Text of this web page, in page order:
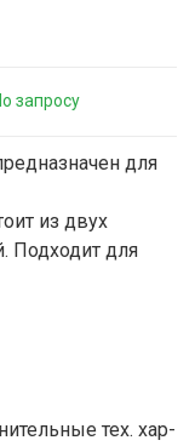
запросу
для
из двух
Подходит для
тех. хар-